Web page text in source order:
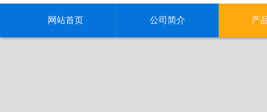
网站首页 公司简介 产